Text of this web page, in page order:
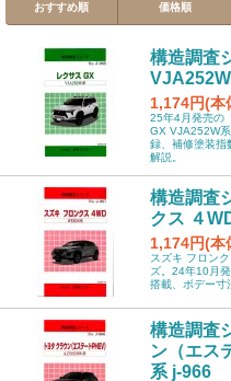
おすすめ順 価格順
構造調査
1,174円(本
25年4月発売の
GX VJA252W
録、補修塗装指
解説。
構造調査
クス ４
1,174円(本
スズキ フロン
ズ。24年10月
搭載、ボデー寸
構造調査
ン（エス
系 j-966